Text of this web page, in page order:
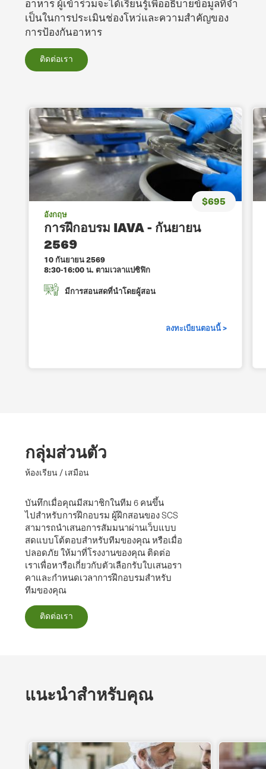
อาหาร ผู้เข้าร่วมจะได้เรียนรู้เพื่ออธิบายข้อมูลที่จํา
เป็นในการประเมินช่องโหว่และความสําคัญของ
การป้องกันอาหาร
ติดต่อเรา
$695
อังกฤษ
การฝึกอบรม IAVA - กันยายน
2569
10 กันยายน 2569
8:30-16:00 น. ตามเวลาแปซิฟิก
มีการสอนสดที่นําโดยผู้สอน
ลงทะเบียนตอนนี้ >
กลุ่มส่วนตัว
ห้องเรียน / เสมือน
บันทึกเมื่อคุณมีสมาชิกในทีม 6 คนขึ้น
ไปสําหรับการฝึกอบรม ผู้ฝึกสอนของ SCS
สามารถนําเสนอการสัมมนาผ่านเว็บแบบ
สดแบบโต้ตอบสําหรับทีมของคุณ หรือเมื่อ
ปลอดภัย ให้มาที่โรงงานของคุณ ติดต่อ
เราเพื่อหารือเกี่ยวกับตัวเลือกรับใบเสนอรา
คาและกําหนดเวลาการฝึกอบรมสําหรับ
ทีมของคุณ
ติดต่อเรา
แนะนําสําหรับคุณ